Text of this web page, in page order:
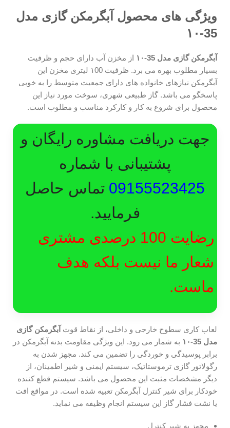
ویژگی های محصول آبگرمکن گازی مدل
35-۱۰
آبگرمکن گازی مدل 35-۱۰
از مخزن آب دارای حجم و ظرفیت
بسیار مطلوب بهره می برد. ظرفیت ۱00 لیتری مخزن این
آبگرمکن نیازهای خانواده های دارای جمعیت متوسط را به خوبی
پاسخگو می باشد. گاز طبیعی شهری، سوخت مورد نیاز این
محصول برای شروع به کار و کارکرد مناسب و مطلوب است.
جهت دریافت مشاوره رایگان و
پشتیبانی با شماره
09155523425 تماس حاصل
فرمایید.
رضایت 100 درصدی مشتری
شعار ما نیست بلکه هدف
ماست.
لعاب کاری سطوح خارجی و داخلی، از نقاط قوت آبگرمکن گازی
مدل 35-۱۰
به شمار می رود. این ویژگی مقاومت بدنه آبگرمکن در
برابر پوسیدگی و خوردگی را تضمین می کند. مجهز شدن به
رگولاتور گازی ترموستاتیک، سیستم ایمنی و شیر اطمینان، از
دیگر مشخصات مثبت این محصول می باشد. سیستم قطع کننده
خودکار برای شیر کنترل آبگرمکن تعبیه شده است. در مواقع افت
یا نشت فشار گاز این سیستم انجام وظیفه می نماید.
مجهز به شیر کنترل